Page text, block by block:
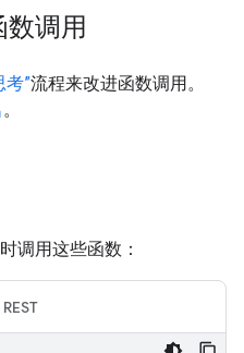
调用
考”流程来改进函数调用。
。
调用这些函数：
REST